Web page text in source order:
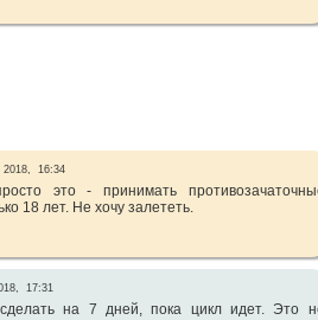
2018, 16:34
это - принимать
18 лет. Не хочу залететь.
17:31
на 7 дней, пока цикл идет. Это